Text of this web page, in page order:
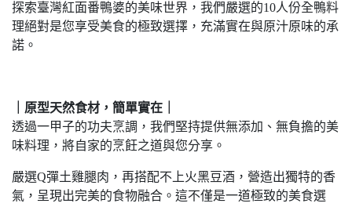
探索臺灣紅面番鴨婆的美味世界，我們嚴選的10人份全鴨料
理絕對是您享受美食的極致選擇，充滿實在與原汁原味的承
諾。
｜原型天然食材，簡單實在｜
透過一甲子的功夫烹調，我們堅持提供無添加、無負擔的美
味料理，將自家的烹飪之道與您分享。
嚴選Q彈土雞腿肉，再搭配不上火黑豆酒，營造出獨特的香
氣，呈現出完美的食物融合。這不僅是一道極致的美食選